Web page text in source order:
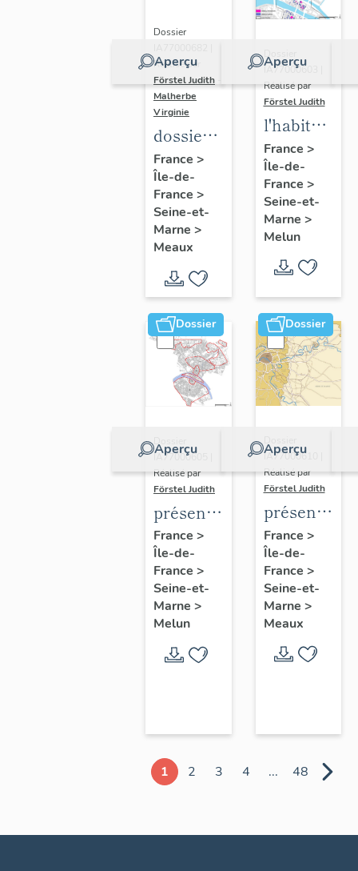
Aperçu
Dossier
Réalisé par
Förstel Judith
Malherbe
Virginie
dossier
collectif
sur les
cours
communes
du
Faubourg
Saint-
Nicolas
France >
Île-de-
France >
Seine-et-
Marne >
Meaux
Aperçu
IA77000603 |
Réalisé par
Förstel Judith
l'habitat
à Melun
France >
Île-de-
France >
Seine-et-
Marne >
Melun
Dossier
Aperçu
IA77000605 |
Réalisé par
Förstel Judith
présentation
de
l'étude
du
patrimoine
de
Melun
France >
Île-de-
France >
Seine-et-
Marne >
Melun
Dossier
Aperçu
IA77000610 |
Réalisé par
Förstel Judith
de
l'étude
du
patrimoine
de
Meaux
France >
Île-de-
France >
Seine-et-
Marne >
Meaux
1 2 3 4 ... 48